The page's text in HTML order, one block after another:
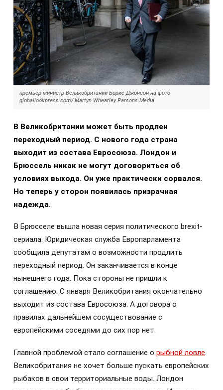
премьер-министр Великобритании Борис Джонсон на фото
globallookpress.com/ Martyn Wheatley Parsons Media
В Великобритании может быть продлен
переходный период. С нового года страна
выходит из состава Евросоюза. Лондон и
Брюссель никак не могут договориться об
условиях выхода. Он уже практически сорвался.
Но теперь у сторон появилась призрачная
надежда.
В Брюсселе вышла новая серия политического brexit-
сериала. Юридическая служба Европарламента
сообщила депутатам о возможности продлить
переходный период. Он заканчивается в конце
нынешнего года. Пока стороны не пришли к
соглашению. С января Великобритания окончательно
выходит из состава Евросоюза. А договора о
правилах дальнейшем сосуществование с
европейскими соседями до сих пор нет.
Главной проблемой стало соглашение о рыбной ловле.
Великобритания не хочет больше пускать европейских
рыбаков в свои территориальные воды. Лондон